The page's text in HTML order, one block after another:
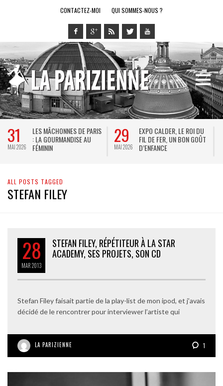
CONTACTEZ-MOI QUI SOMMES-NOUS ?
31
MAI 2026
LES MÂCHONNES DE PARIS
: LA GOURMANDISE AU
FÉMININ
29
MAI 2026
EXPO CALDER, LE ROI DU
FIL DE FER, UN BON GOÛT
D’ENFANCE
ALL POSTS TAGGED
STEFAN FILEY
28
MAR2013
STEFAN FILEY, RÉPÉTITEUR À LA STAR
ACADEMY, SES PROJETS, SON CD
Stefan Filey faisait partie de la play-list de mon ipod, et j’avais
décidé de le rencontrer pour interviewer l’artiste qui
LA PARIZIENNE 1